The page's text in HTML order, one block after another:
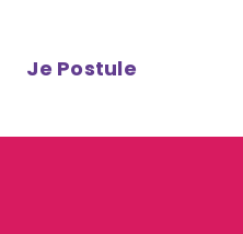
Je Postule